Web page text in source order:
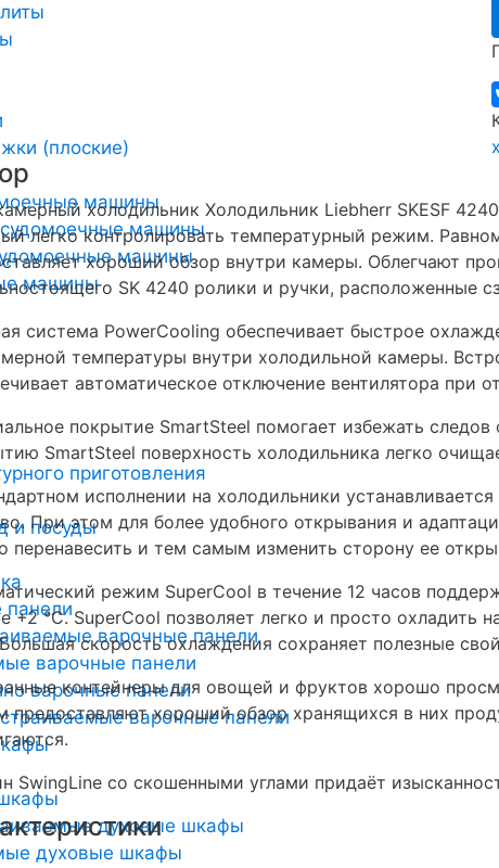
(плоские)
машины
машины
машины
машины
приготовления
и посуды
панели
варочные панели
варочные панели
варочные панели
варочные панели
духовые шкафы
духовые шкафы
холодильник Холодильник Liebherr SKESF
легко контролировать температурный режим.
хороший обзор внутри камеры. Облегчают
SK 4240 ролики и ручки, расположенные
система PowerCooling обеспечивает быстрое
температуры внутри холодильной камеры.
автоматическое отключение вентилятора при
покрытие SmartSteel помогает избежать следов
SmartSteel поверхность холодильника легко
исполнении на холодильники
При этом для более удобного открывания и
перенавесить и тем самым изменить сторону ее
режим SuperCool в течение 12 часов
+2 °С. SuperCool позволяет легко и просто охладить
скорость охлаждения сохраняет полезные
контейнеры для овощей и фруктов хорошо
предоставляют хороший обзор хранящихся в них
SwingLine со скошенными углами придаёт